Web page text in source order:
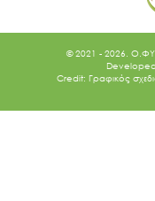
© 2021 - 2026.
Credit: Γραφικός